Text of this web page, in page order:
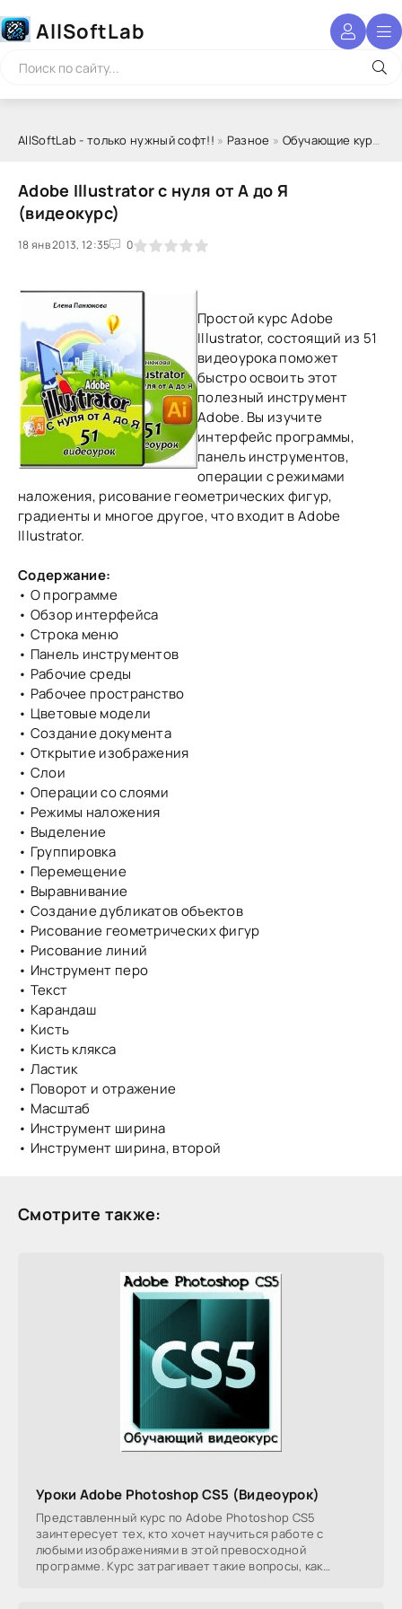
AllSoftLab
AllSoftLab - только нужный софт!! » Разное » Обучающие курсы
Adobe Illustrator с нуля от А до Я
(видеокурс)
18 янв 2013, 12:35 0
1 2 3 4 5
Простой курс Adobe
Illustrator, состоящий из 51
видеоурока поможет
быстро освоить этот
полезный инструмент
Adobe. Вы изучите
интерфейс программы,
панель инструментов,
операции с режимами
наложения, рисование геометрических фигур,
градиенты и многое другое, что входит в Adobe
Illustrator.
Содержание:
• О программе
• Обзор интерфейса
• Строка меню
• Панель инструментов
• Рабочие среды
• Рабочее пространство
• Цветовые модели
• Создание документа
• Открытие изображения
• Слои
• Операции со слоями
• Режимы наложения
• Выделение
• Группировка
• Перемещение
• Выравнивание
• Создание дубликатов объектов
• Рисование геометрических фигур
• Рисование линий
• Инструмент перо
• Текст
• Карандаш
• Кисть
• Кисть клякса
• Ластик
• Поворот и отражение
• Масштаб
• Инструмент ширина
• Инструмент ширина, второй
Смотрите также:
Уроки Adobe Photoshop CS5 (Видеоурок)
Представленный курс по Adobe Photoshop CS5
заинтересует тех, кто хочет научиться работе с
любыми изображениями в этой превосходной
программе. Курс затрагивает такие вопросы, как